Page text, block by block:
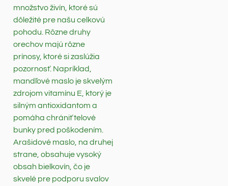
množstvo živín, ktoré sú
dôležité pre našu celkovú
pohodu. Rôzne druhy
orechov majú rôzne
prínosy, ktoré si zaslúžia
pozornosť. Napríklad,
mandľové maslo je skvelým
zdrojom vitamínu E, ktorý je
silným antioxidantom a
pomáha chrániť telové
bunky pred poškodením.
Arašidové maslo, na druhej
strane, obsahuje vysoký
obsah bielkovín, čo je
skvelé pre podporu svalov